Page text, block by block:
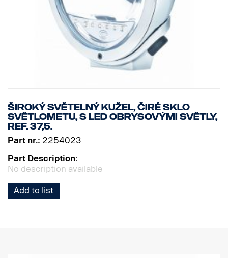
Široký světelný kužel, čiré sklo
světlometu, s LED obrysovými světly,
Ref. 37,5.
Part nr.: 2254023
Part Description:
No description available
Add to list